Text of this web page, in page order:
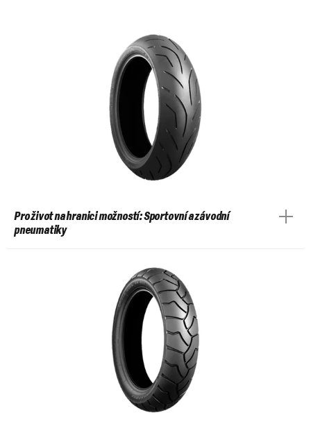
Pro život na hranici možností: Sportovní a závodní
pneumatiky